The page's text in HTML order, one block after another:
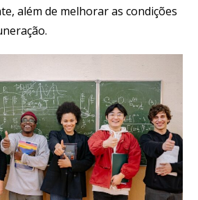
além de melhorar as condições